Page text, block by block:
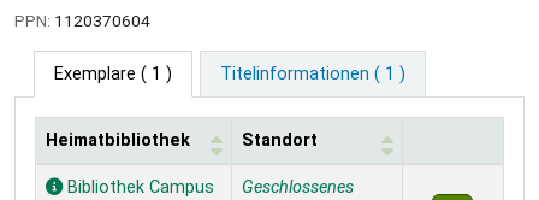
PPN: 1120370604
Exemplare ( 1 ) Titelinformationen ( 1 )
Exemplare
Heimatbibliothek Standort
Bibliothek Campus
Geschlossenes